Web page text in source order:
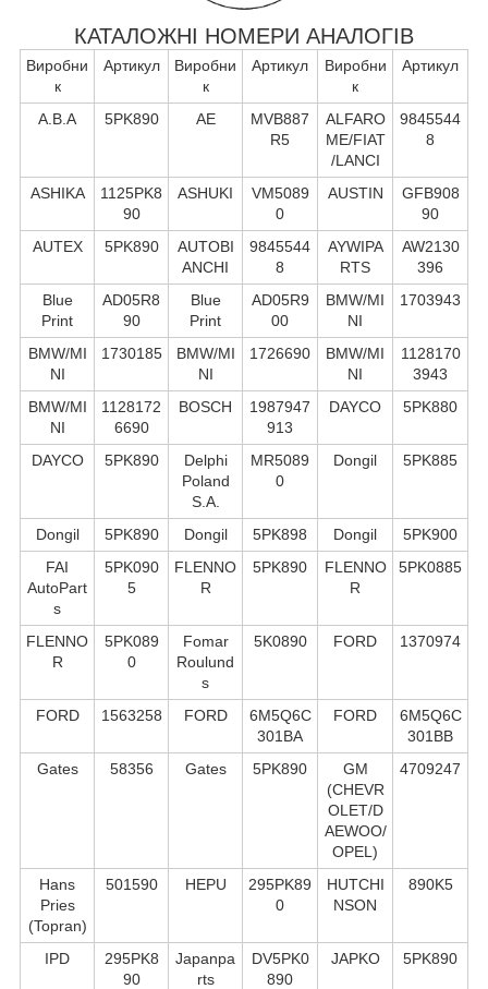
КАТАЛОЖНІ НОМЕРИ АНАЛОГІВ
Виробни
к
Артикул
Виробни
к
Артикул
Виробни
к
Артикул
A.B.A 5PK890 AE
MVB887
R5
ALFARO
ME/FIAT
/LANCI
9845544
8
ASHIKA
1125PK8
90
ASHUKI
VM5089
0
AUSTIN
GFB908
90
AUTEX
5PK890
AUTOBI
ANCHI
9845544
8
AYWIPA
RTS
AW2130
396
Blue
Print
AD05R8
90
Blue
Print
AD05R9
00
BMW/MI
NI
1703943
BMW/MI
NI
1730185
BMW/MI
NI
1726690
BMW/MI
NI
1128170
3943
BMW/MI
NI
1128172
6690
BOSCH
1987947
913
DAYCO 5PK880
DAYCO 5PK890
Delphi
Poland
S.А.
MR5089
0
Dongil 5PK885
Dongil 5PK890 Dongil 5PK898 Dongil
5PK900
FAI
AutoPart
s
5PK090
5
FLENNO
R
5PK890
FLENNO
R
5PK0885
FLENNO
R
5PK089
0
Fomar
Roulund
s
5K0890 FORD 1370974
FORD 1563258 FORD
6M5Q6C
301BA
FORD
6M5Q6C
301BB
Gates
58356 Gates 5PK890
GM
(CHEVR
OLET/D
AEWOO/
OPEL)
4709247
Hans
Pries
(Topran)
501590 HEPU
295PK89
0
HUTCHI
NSON
890K5
IPD
295PK8
90
Japanpa
rts
DV5PK0
890
JAPKO 5PK890